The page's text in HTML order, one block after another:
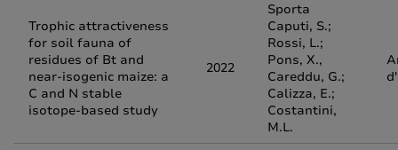
Trophic attractiveness
for soil fauna of
residues of Bt and
near-isogenic maize: a
C and N stable
isotope-based study
2022
Sporta
Caputi, S.;
Rossi, L.;
Pons, X.,
Careddu, G.;
Calizza, E.;
Costantini,
M.L.